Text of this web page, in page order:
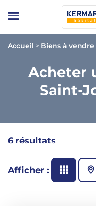
Accueil > Biens à vendre
Acheter
Saint-
6 résultats
Afficher :